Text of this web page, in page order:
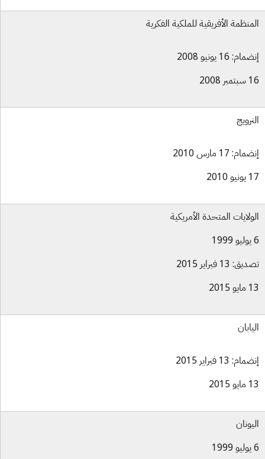
الأفريقية للملكية الفكرية
16 يونيو 2008
17 مارس 2010
المتحدة الأمريكية
13 فبراير 2015
13 فبراير 2015